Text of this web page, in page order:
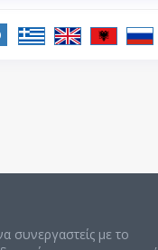
συνεργαστείς με το